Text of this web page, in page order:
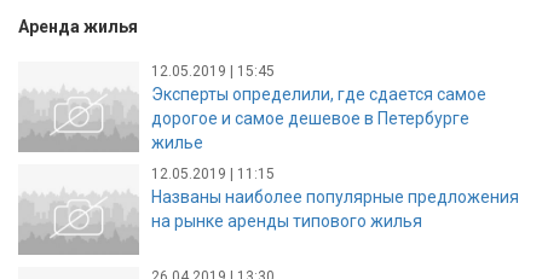
Аренда жилья
12.05.2019 | 15:45
Эксперты определили, где сдается самое
дорогое и самое дешевое в Петербурге
жилье
12.05.2019 | 11:15
Названы наиболее популярные предложения
на рынке аренды типового жилья